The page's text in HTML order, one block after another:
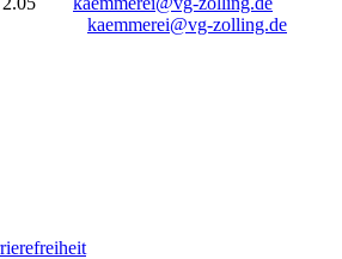
kaemmerei@vg-zolling.de